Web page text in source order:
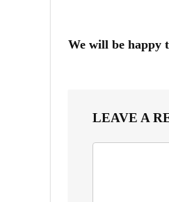
We will be happy
LEAVE A